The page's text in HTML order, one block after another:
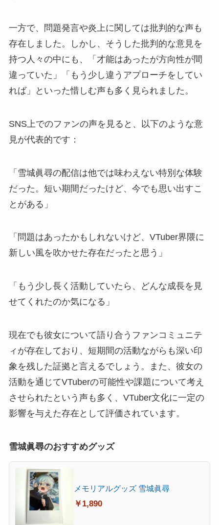
一方で、問題発言や炎上に関しては批判的な声も
存在しました。しかし、そうした批判的な意見を
持つ人々の中にも、「才能はあったが方向性が間
違っていた」「もう少し違うアプローチをしてい
れば」といった惜しむ声も多く見られました。
SNS上でのファンの声を見ると、以下のような意
見が代表的です：
「雪城眞尋の配信は他では味わえない特別な体験
だった。短い期間だったけど、今でも思い出すこ
とがある」
「問題はあったかもしれないけど、VTuber界隈に
新しい風を吹かせた存在だったと思う」
「もう少し長く活動していたら、どんな成長を見
せてくれたのか気になる」
現在でも彼女について語り合うファンコミュニテ
ィが存在しており、短期間の活動ながらも深い印
象を残した証拠と言えるでしょう。また、彼女の
活動を通じてVTuberの可能性や課題について考え
させられたという声も多く、VTuber文化に一定の
影響を与えた存在として評価されています。
雪城眞尋のおすすめグッズ
メモリアルグッズ 雪城眞尋
￥1,890